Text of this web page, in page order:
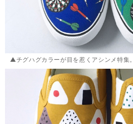
▲チグハグカラーが目を惹くアシンメ特集。